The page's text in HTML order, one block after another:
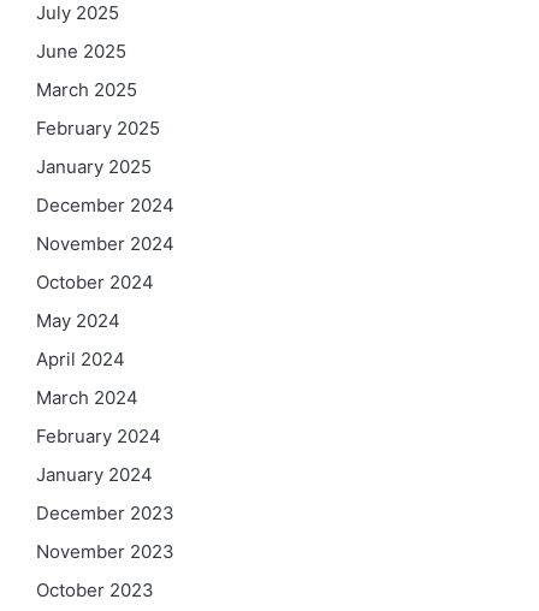
July 2025
June 2025
March 2025
February 2025
January 2025
December 2024
November 2024
October 2024
May 2024
April 2024
March 2024
February 2024
January 2024
December 2023
November 2023
October 2023